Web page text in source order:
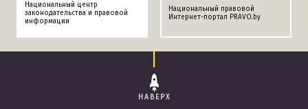
Национальный центр
законодательства и правовой
информации
Национальный правовой
Интернет-портал PRAVO.by
НАВЕРХ